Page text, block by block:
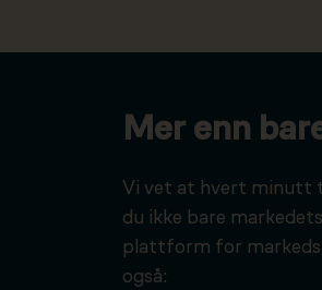
Mer enn
Vi vet at hvert minutt
du ikke bare
plattform for
også: